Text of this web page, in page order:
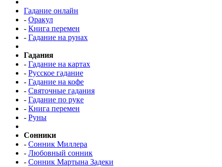
Гадание онлайн
- Оракул
- Книга перемен
- Гадание на рунах
Гадания
- Гадание на картах
- Русское гадание
- Гадание на кофе
- Святочные гадания
- Гадание по руке
- Книга перемен
- Руны
Сонники
- Сонник Миллера
- Любовный сонник
- Сонник Мартына Задеки